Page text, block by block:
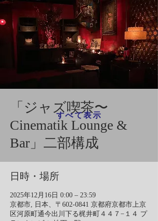
「ジャズ喫茶〜
Cinematik Lounge &
Bar」二部構成
日時・場所
2025年12月16日 0:00 – 23:59
京都市, 日本、〒602-0841 京都府京都市上京
区河原町通今出川下る梶井町４４７−１４ プ
すべて表示